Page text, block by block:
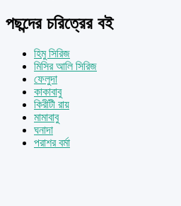
পছন্দের চরিত্রের বই
হিমু সিরিজ
মিসির আলি সিরিজ
ফেলুদা
কাকাবাবু
কিরীটী রায়
মামাবাবু
ঘনাদা
পরাশর বর্মা